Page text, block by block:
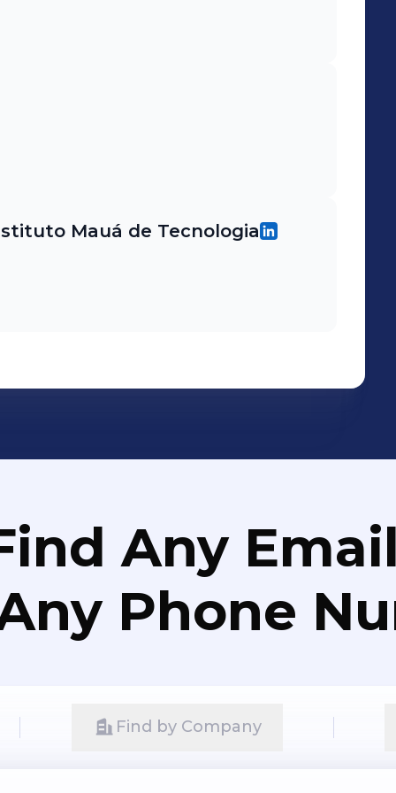
Mauá de Tecnologia
Any
Phone
Find by Company